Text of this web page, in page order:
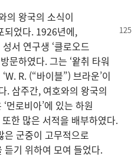
의 왕국의 소식이
되었다. 1926년에,
성서 연구생 ‘클로오드
문하였다. 그는 ‘왙취 타워
R. (“바이블”) 브라운’이
. 삼주간, 여호와의 왕국의
먼로비아’에 있는 하원
한 많은 서적을 배부하였다.
은 군중이 고무적으로
기 위하여 모여 들었다.